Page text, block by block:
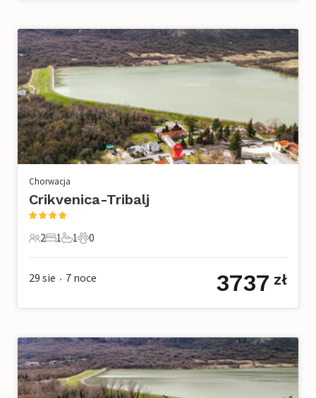
Chorwacja
Crikvenica-Tribalj
2 Goście
2
1 Sypialnia
1
1 Łazienka
1
0 Zwierzęta domowe
0
29 sie • 7 noce 3737 zł